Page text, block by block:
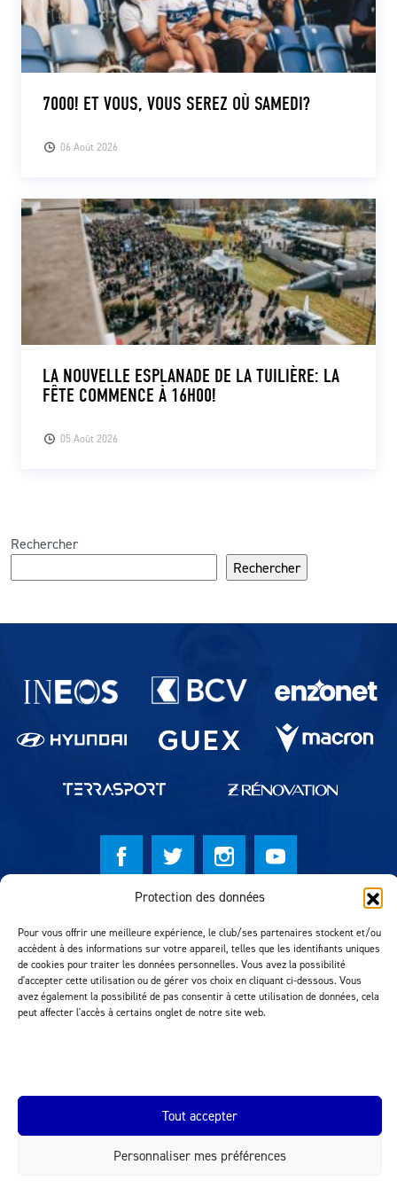
Protection des données
Pour vous offrir une meilleure expérience, le club/ses partenaires stockent et/ou
accèdent à des informations sur votre appareil, telles que les identifiants uniques
de cookies pour traiter les données personnelles. Vous avez la possibilité
d'accepter cette utilisation ou de gérer vos choix en cliquant ci-dessous. Vous
avez également la possibilité de pas consentir à cette utilisation de données, cela
peut affecter l'accès à certains onglet de notre site web.
Tout accepter
Personnaliser mes préférences
06 Août 2026
7000! ET VOUS, VOUS SEREZ OÙ SAMEDI?
05 Août 2026
LA NOUVELLE ESPLANADE DE LA TUILIÈRE: LA
FÊTE COMMENCE À 16H00!
Rechercher
Rechercher
Partenaires du lausanne-Sport
Réalisation MTM Agency